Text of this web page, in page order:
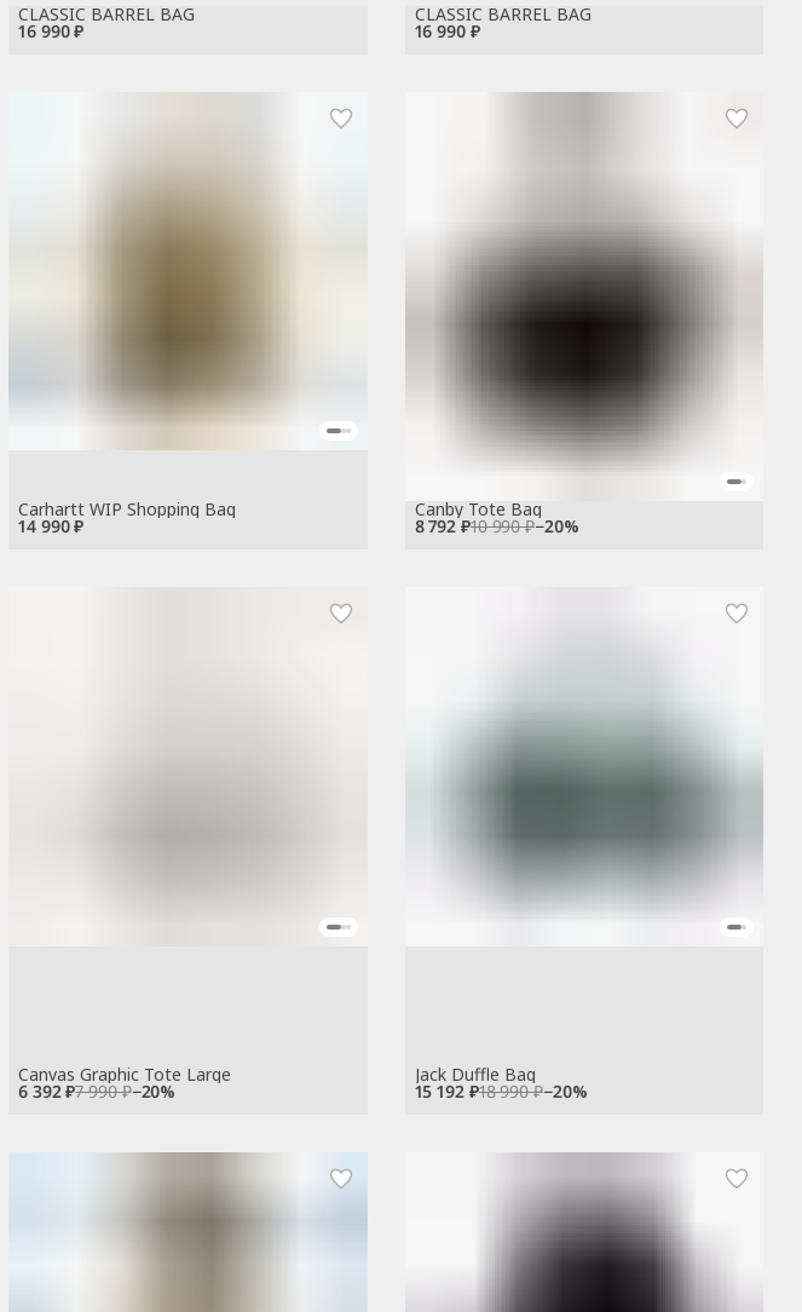
16 990 ₽
CLASSIC BARREL BAG
16 990 ₽
CLASSIC BARREL BAG
14 990 ₽
Carhartt WIP Shopping Bag
8 792 ₽10 990 ₽−20%
Canby Tote Bag
6 392 ₽7 990 ₽−20%
Canvas Graphic Tote Large
15 192 ₽18 990 ₽−20%
Jack Duffle Bag